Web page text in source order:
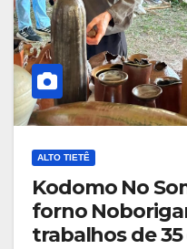
ALTO TIETÊ
Kodomo No
forno
trabalhos de